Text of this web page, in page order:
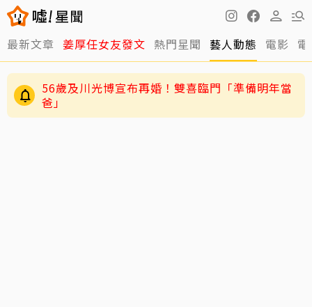
最新文章 姜厚任女友發文 熱門星聞 藝人動態 電影
56歲及川光博宣布再婚！雙喜臨門「準備明年當
爸」